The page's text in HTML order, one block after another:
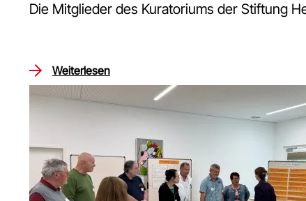
Die Mitglieder des Kuratoriums der Stiftung
Weiterlesen